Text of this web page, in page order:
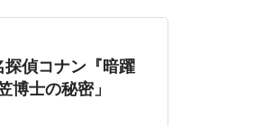
偵コナン『暗躍
士の秘密」